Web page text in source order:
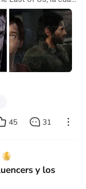
narrativos
Last of Us Part II.
pesar de algunos
la serie funcionó
el cual fue un
45 31
y los